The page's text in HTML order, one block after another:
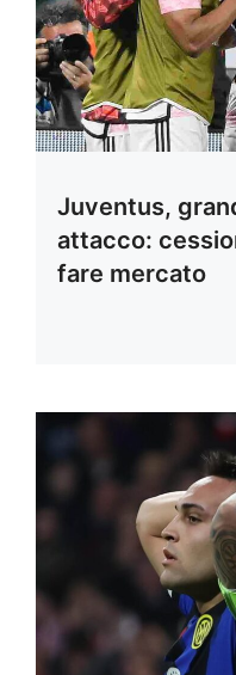
Juventus,
attacco:
fare mercato